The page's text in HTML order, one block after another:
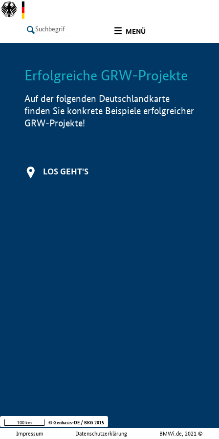
MENÜ
LISTE Info
Erfolgreiche GRW-Projekte
Auf der folgenden Deutschlandkarte
finden Sie konkrete Beispiele erfolgreicher
GRW-Projekte!
LOS GEHT'S
Impressum Datenschutzerklärung BMWi.de, 2021 ©
100 km © Geobasis-DE / BKG 2015